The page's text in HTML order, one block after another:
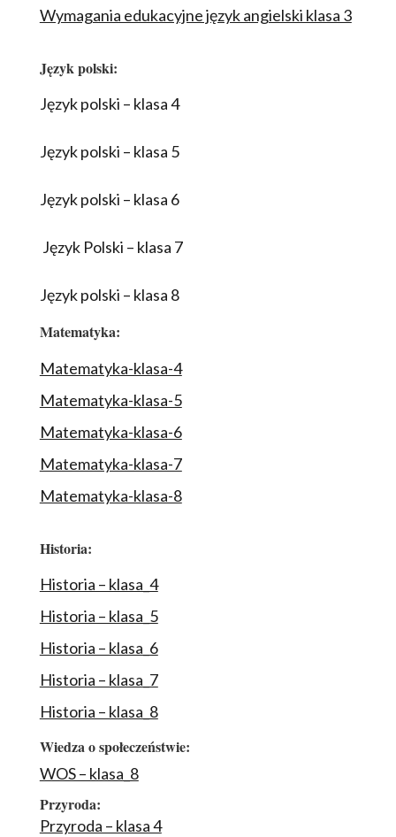
Wymagania edukacyjne język angielski klasa 3
Język polski:
Język polski – klasa 4
Język polski – klasa 5
Język polski – klasa 6
Język Polski – klasa 7
Język polski – klasa 8
Matematyka:
Matematyka-klasa-4
Matematyka-klasa-5
Matematyka-klasa-6
Matematyka-klasa-7
Matematyka-klasa-8
Historia:
Historia – klasa_4
Historia – klasa_5
Historia – klasa_6
Historia – klasa_7
Historia – klasa_8
Wiedza o społeczeństwie:
WOS – klasa_8
Przyroda:
Przyroda – klasa 4